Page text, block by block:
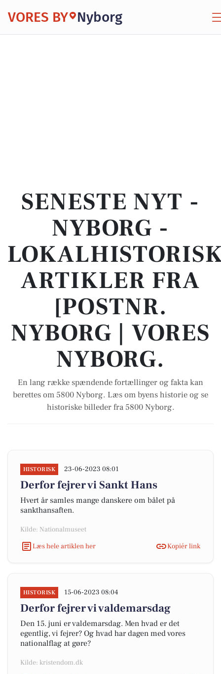
VORES BY Nyborg
SENESTE NYT -
NYBORG -
ARTIKLER FRA
[POSTNR.
NYBORG | VORES
NYBORG.
En lang række spændende fortællinger og fakta kan
berettes om 5800 Nyborg. Læs om byens historie og se
historiske billeder fra 5800 Nyborg.
HISTORISK 23-06-2023 08:01
Derfor fejrer vi Sankt Hans
Hvert år samles mange danskere om bålet på
sankthansaften.
Kilde: Nationalmuseet
Læs hele artiklen her
Kopiér link
HISTORISK 15-06-2023 08:04
Derfor fejrer vi valdemarsdag
Den 15. juni er valdemarsdag. Men hvad er det
egentlig, vi fejrer? Og hvad har dagen med vores
nationalflag at gøre?
Kilde: kristendom.dk